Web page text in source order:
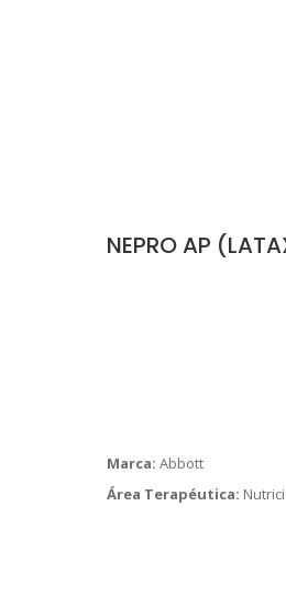
NEPRO AP
Marca: Abbott
Área Terapéutica: